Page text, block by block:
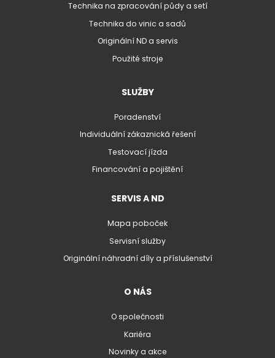
Technika na zpracování půdy a setí
Technika do vinic a sadů
Originální ND a servis
Použité stroje
SLUŽBY
Poradenství
Individuální zákaznická řešení
Testovací jízda
Financování a pojištění
SERVIS A ND
Mapa poboček
Servisní služby
Originální náhradní díly a příslušenství
O NÁS
O společnosti
Kariéra
Novinky a akce